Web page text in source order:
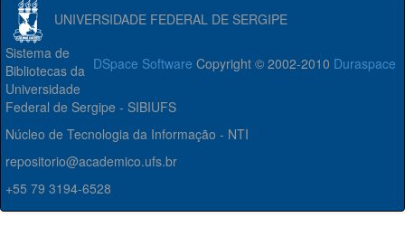
UNIVERSIDADE FEDERAL DE SERGIPE
DSpace Software Copyright © 2002-2010 Duraspace
Sistema de
Bibliotecas da
Universidade
Federal de Sergipe - SIBIUFS
Núcleo de Tecnologia da Informação - NTI
repositorio@academico.ufs.br
+55 79 3194-6528